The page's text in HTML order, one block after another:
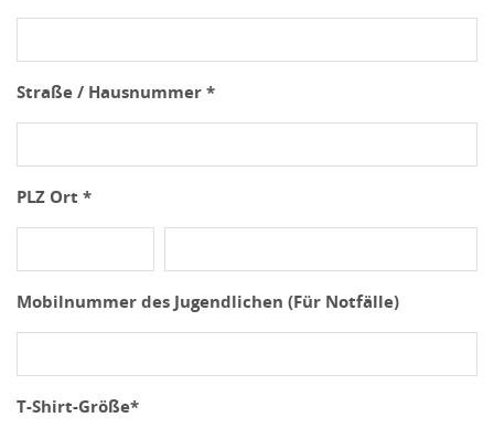
Straße / Hausnummer *
PLZ Ort *
Mobilnummer des Jugendlichen (Für Notfälle)
T-Shirt-Größe*